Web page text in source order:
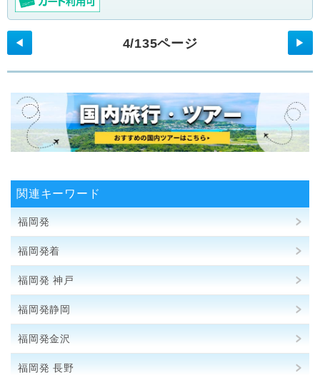
4/135ページ
◀ ▶
関連キーワード
福岡発
福岡発着
福岡発 神戸
福岡発静岡
福岡発金沢
福岡発 長野